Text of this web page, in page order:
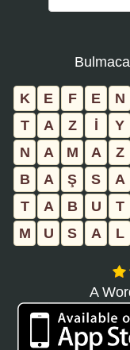
K E F E
N
T
A Z İ Y
N
A M A
Z
B
A Ş S A
T
A B U
T
M
U S A L
A